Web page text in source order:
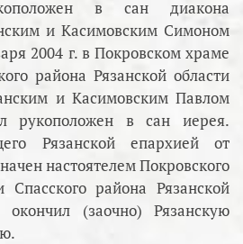
в сан диакона
и Касимовским Симоном
2004 г. в Покровском храме
района Рязанской области
и Касимовским Павлом
рукоположен в сан иерея.
Рязанской епархией от
настоятелем Покровского
района Рязанской
(заочно) Рязанскую